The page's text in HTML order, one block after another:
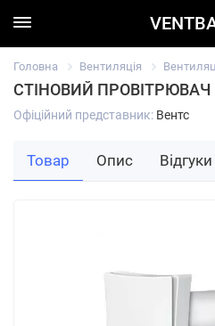
Головна Вентиляція
СТІНОВИЙ ПРОВІТРЮВАЧ
Офіційний представник: Вентс
Товар Опис Відгуки